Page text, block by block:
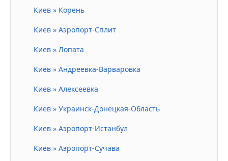
Киев » Корень
Киев » Аэропорт-Сплит
Киев » Лопата
Киев » Андреевка-Варваровка
Киев » Алексеевка
Киев » Украинск-Донецкая-Область
Киев » Аэропорт-Истанбул
Киев » Аэропорт-Сучава